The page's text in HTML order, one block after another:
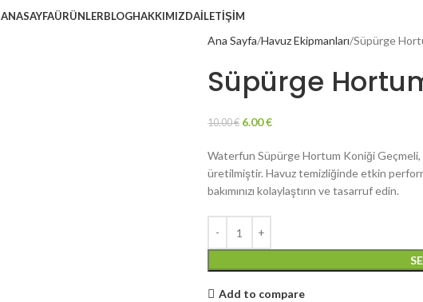
ANASAYFAÜRÜNLERBLOGHAKKIMIZDAİLETIŞIM
Ana Sayfa Havuz Ekipmanları Süpürge
Süpürge
10.00€ 6.00€
Waterfun Süpürge Hortum Koniği
üretilmiştir. Havuz temizliğinde etkin
bakımınızı kolaylaştırın ve tasarruf edin.
Add to compare